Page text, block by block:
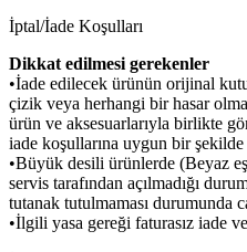
İptal/İade Koşulları
Dikkat edilmesi gerekenler
•İade edilecek ürünün orijinal
çizik veya herhangi bir hasar
ürün ve aksesuarlarıyla birlikte
iade koşullarına uygun bir
•Büyük desili ürünlerde (Beyaz
servis tarafından açılmadığı
tutanak tutulmaması durumunda
•İlgili yasa gereği faturasız iade